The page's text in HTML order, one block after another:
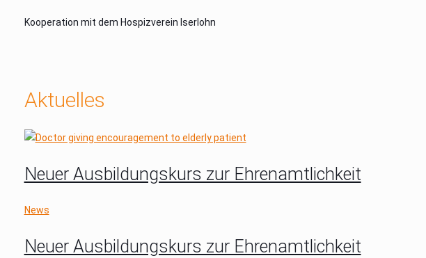
Kooperation mit dem Hospizverein Iserlohn
Aktuelles
Neuer Ausbildungskurs zur Ehrenamtlichkeit
News
Neuer Ausbildungskurs zur Ehrenamtlichkeit